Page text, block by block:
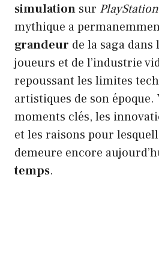
simulation sur
mythique a
grandeur de la saga
joueurs et de l’industrie
repoussant les limites
artistiques de son époque.
moments clés, les
et les raisons pour
demeure encore
temps.